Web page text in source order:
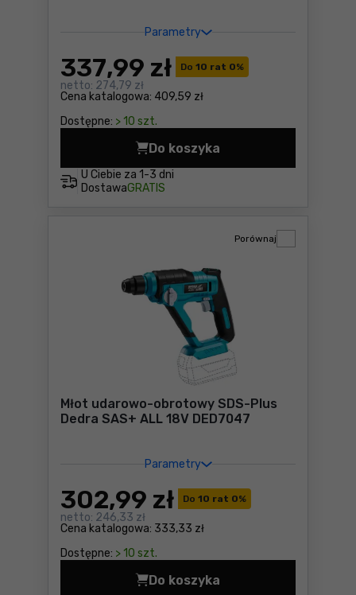
Parametry
Do 10 rat 0%
Cena katalogowa: 409,59 zł
337,99 zł
netto: 274,79 zł
Dostępne: > 10 szt.
U Ciebie za 1-3 dni
DostawaGRATIS
Do koszyka
Młot udarowo-obrotowy
Młot udarowo-obrotowy SDS-Plus
Dedra SAS+ ALL 18V DED7047
Parametry
Do 10 rat 0%
Cena katalogowa: 333,33 zł
302,99 zł
netto: 246,33 zł
Dostępne: > 10 szt.
Porównaj
Do koszyka
Młot udarowo-obrotowy